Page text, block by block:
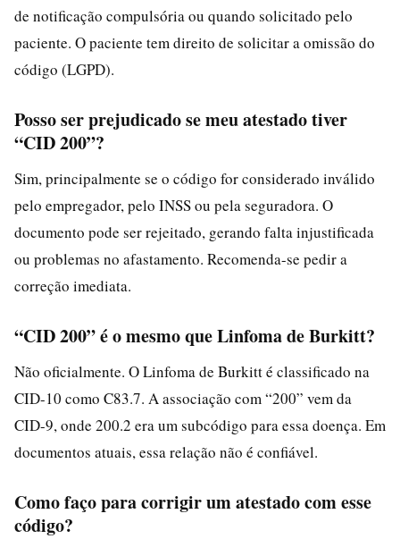
de notificação compulsória ou quando solicitado pelo
paciente. O paciente tem direito de solicitar a omissão do
código (LGPD).
Posso ser prejudicado se meu atestado tiver
“CID 200”?
Sim, principalmente se o código for considerado inválido
pelo empregador, pelo INSS ou pela seguradora. O
documento pode ser rejeitado, gerando falta injustificada
ou problemas no afastamento. Recomenda-se pedir a
correção imediata.
“CID 200” é o mesmo que Linfoma de Burkitt?
Não oficialmente. O Linfoma de Burkitt é classificado na
CID-10 como C83.7. A associação com “200” vem da
CID-9, onde 200.2 era um subcódigo para essa doença. Em
documentos atuais, essa relação não é confiável.
Como faço para corrigir um atestado com esse
código?